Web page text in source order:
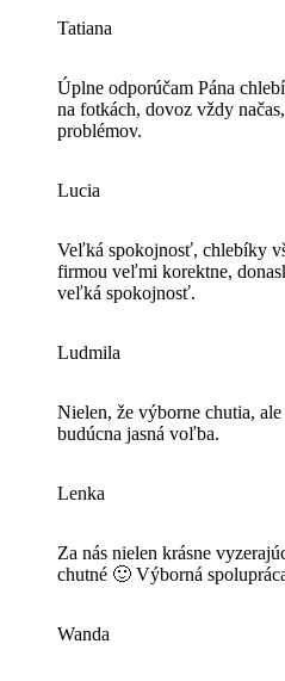
Tatiana
Úplne odporúčam Pána
na fotkách, dovoz vždy
problémov.
Lucia
Veľká spokojnosť, chlebíky
firmou veľmi korektne,
veľká spokojnosť.
Ludmila
Nielen, že výborne chutia,
budúcna jasná voľba.
Lenka
Za nás nielen krásne
chutné 🙂 Výborná
Wanda